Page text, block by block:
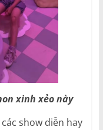
xinh xẻo này
show diễn hay